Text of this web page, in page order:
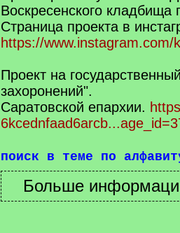
Воскресенского кладбища
Страница проекта в
https://www.instagram.com/
Проект на
захоронений".
Саратовской епархии.
поиск в теме по